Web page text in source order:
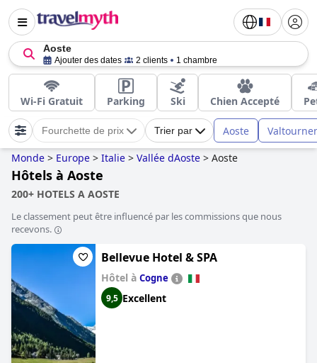
Aoste
Ajouter des dates 2 clients 1 chambre
Wi-Fi Gratuit Parking Ski Chien Accepté
Fourchette de prix Trier par Aoste
Monde > Europe > Italie > Vallée dAoste > Aoste
Hôtels à Aoste
200+ HOTELS A AOSTE
Le classement peut être influencé par les commissions que nous
recevons.
Bellevue Hotel & SPA
Hôtel à Cogne
9,5 Excellent